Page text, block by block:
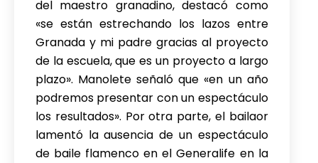
del maestro granadino, destacó como
«se están estrechando los lazos entre
Granada y mi padre gracias al proyecto
de la escuela, que es un proyecto a largo
plazo». Manolete señaló que «en un año
podremos presentar con un espectáculo
los resultados». Por otra parte, el bailaor
lamentó la ausencia de un espectáculo
de baile flamenco en el Generalife en la